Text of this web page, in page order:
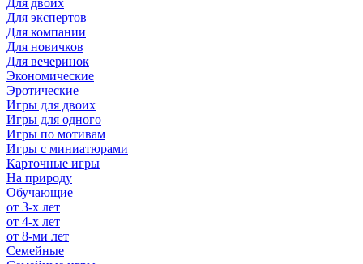
Для двоих
Для экспертов
Для компании
Для новичков
Для вечеринок
Экономические
Эротические
Игры для двоих
Игры для одного
Игры по мотивам
Игры с миниатюрами
Карточные игры
На природу
Обучающие
от 3-х лет
от 4-х лет
от 8-ми лет
Семейные